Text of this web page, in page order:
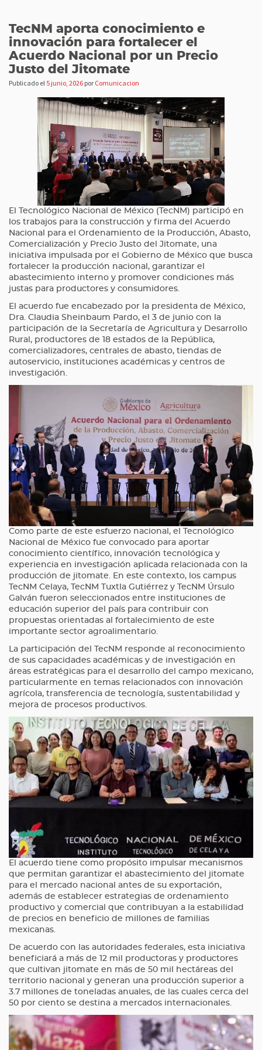
TecNM aporta conocimiento e
innovación para fortalecer el
Acuerdo Nacional por un Precio
Justo del Jitomate
Publicado el 5 junio, 2026 por Comunicacion
El Tecnológico Nacional de México (TecNM) participó en
los trabajos para la construcción y firma del Acuerdo
Nacional para el Ordenamiento de la Producción, Abasto,
Comercialización y Precio Justo del Jitomate, una
iniciativa impulsada por el Gobierno de México que busca
fortalecer la producción nacional, garantizar el
abastecimiento interno y promover condiciones más
justas para productores y consumidores.
El acuerdo fue encabezado por la presidenta de México,
Dra. Claudia Sheinbaum Pardo, el 3 de junio con la
participación de la Secretaría de Agricultura y Desarrollo
Rural, productores de 18 estados de la República,
comercializadores, centrales de abasto, tiendas de
autoservicio, instituciones académicas y centros de
investigación.
Como parte de este esfuerzo nacional, el Tecnológico
Nacional de México fue convocado para aportar
conocimiento científico, innovación tecnológica y
experiencia en investigación aplicada relacionada con la
producción de jitomate. En este contexto, los campus
TecNM Celaya, TecNM Tuxtla Gutiérrez y TecNM Úrsulo
Galván fueron seleccionados entre instituciones de
educación superior del país para contribuir con
propuestas orientadas al fortalecimiento de este
importante sector agroalimentario.
La participación del TecNM responde al reconocimiento
de sus capacidades académicas y de investigación en
áreas estratégicas para el desarrollo del campo mexicano,
particularmente en temas relacionados con innovación
agrícola, transferencia de tecnología, sustentabilidad y
mejora de procesos productivos.
El acuerdo tiene como propósito impulsar mecanismos
que permitan garantizar el abastecimiento del jitomate
para el mercado nacional antes de su exportación,
además de establecer estrategias de ordenamiento
productivo y comercial que contribuyan a la estabilidad
de precios en beneficio de millones de familias
mexicanas.
De acuerdo con las autoridades federales, esta iniciativa
beneficiará a más de 12 mil productoras y productores
que cultivan jitomate en más de 50 mil hectáreas del
territorio nacional y generan una producción superior a
3.7 millones de toneladas anuales, de las cuales cerca del
50 por ciento se destina a mercados internacionales.